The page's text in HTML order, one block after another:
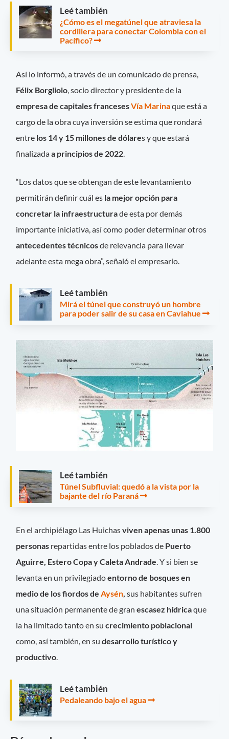
Leé también
¿Cómo es el megatúnel que atraviesa la
cordillera para conectar Colombia con el
Pacífico?
Así lo informó, a través de un comunicado de prensa,
Félix Borgliolo, socio director y presidente de la
empresa de capitales francesesVía Marinaque está a
cargo de la obra cuya inversión se estima que rondará
entre los 14 y 15 millones de dólares y que estará
finalizadaa principios de 2022.
“Los datos que se obtengan de este levantamiento
permitirán definir cuál es la mejor opción para
concretar la infraestructurade esta por demás
importante iniciativa, así como poder determinar otros
antecedentes técnicosde relevancia para llevar
adelante esta mega obra”, señaló el empresario.
Leé también
Mirá el túnel que construyó un hombre
para poder salir de su casa en Caviahue
Leé también
Túnel Subfluvial: quedó a la vista por la
bajante del río Paraná
En el archipiélago Las Huichasviven apenas unas 1.800
personas repartidas entre los poblados de Puerto
Aguirre, Estero Copa y Caleta Andrade . Y si bien se
levanta en un privilegiadoentorno de bosques en
medio de los fiordos de Aysén sus habitantes sufren
una situación permanente de gran escasez hídricaque
la ha limitado tanto en sucrecimiento poblacional
como, así también, en sudesarrollo turístico y
productivo
Leé también
Pedaleando bajo el agua